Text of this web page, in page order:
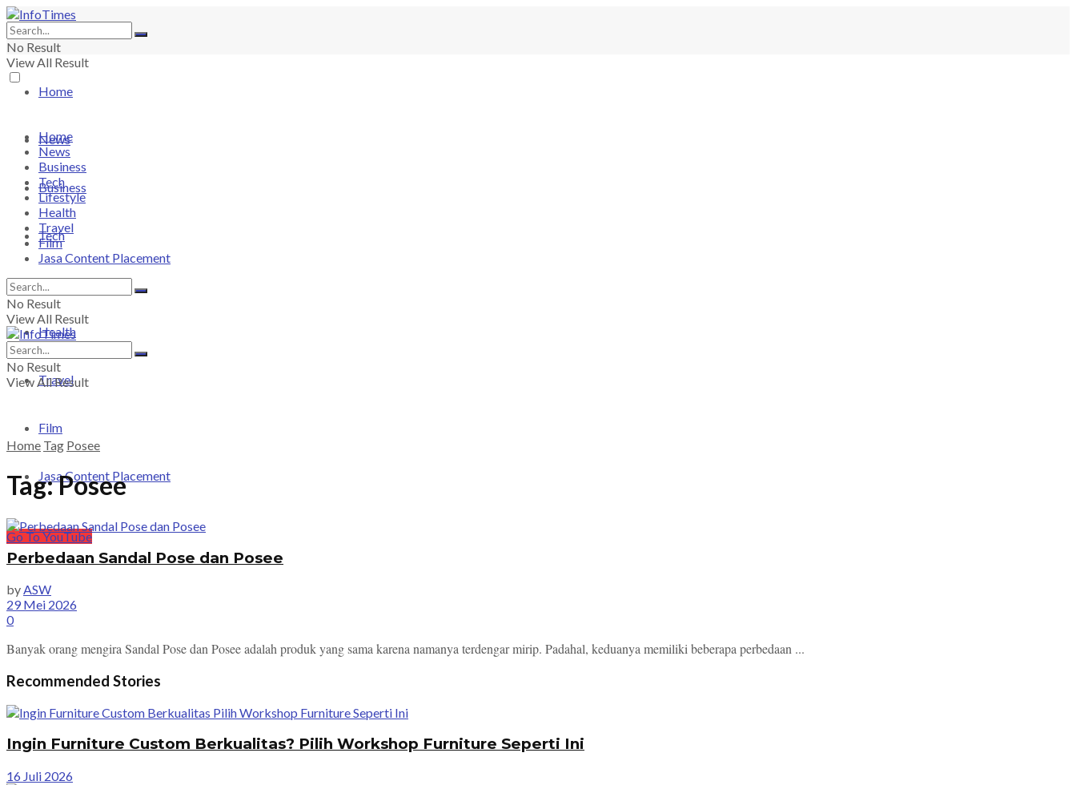
No Result
View All Result
Home
News
Business
Tech
Lifestyle
Health
Travel
Film
Jasa Content Placement
Go To YouTube
Home
News
Business
Tech
Lifestyle
Health
Travel
Film
Jasa Content Placement
No Result
View All Result
No Result
View All Result
Home Tag Posee
Tag:Posee
Perbedaan Sandal Pose dan Posee
byASW
29 Mei 2026
0
Banyak orang mengira Sandal Pose dan Posee adalah produk yang sama karena namanya terdengar mirip. Padahal, keduanya memiliki beberapa perbedaan ...
Recommended Stories
Ingin Furniture Custom Berkualitas? Pilih Workshop Furniture Seperti Ini
16 Juli 2026